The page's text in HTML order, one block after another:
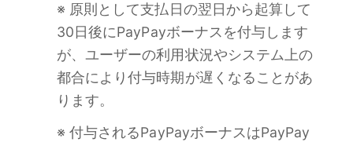
※ 原則として支払日の翌日から起算して
30日後にPayPayボーナスを付与します
が、ユーザーの利用状況やシステム上の
都合により付与時期が遅くなることがあ
ります。
※ 付与されるPayPayボーナスはPayPay